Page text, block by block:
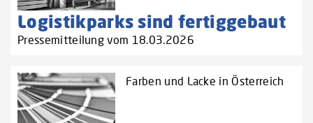
Logistikparks sind fertiggebaut
Pressemitteilung vom 18.03.2026
Farben und Lacke in Österreich